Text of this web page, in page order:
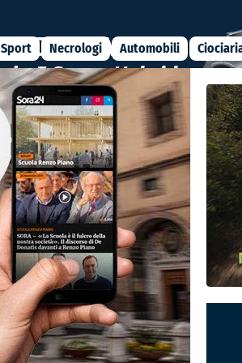
Sport Necrologi Automobili